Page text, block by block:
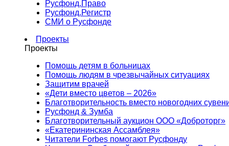
Русфонд.Право
Русфонд.Регистр
СМИ о Русфонде
Проекты
Проекты
Помощь детям в больницах
Помощь людям в чрезвычайных ситуациях
Защитим врачей
«Дети вместо цветов – 2026»
Благотворительность вместо новогодних
Русфонд & Зумба
Благотворительный аукцион ООО «Доброторг»
«Екатерининская Ассамблея»
Читатели Forbes помогают Русфонду